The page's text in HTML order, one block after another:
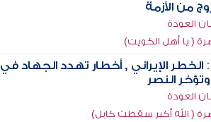
من الأزمة
العودة
( يا أهل الكويت)
الخطر الإيراني , أخطار تهدد الجهاد في
النصر
العودة
( الله أكبر سقطت كابل)